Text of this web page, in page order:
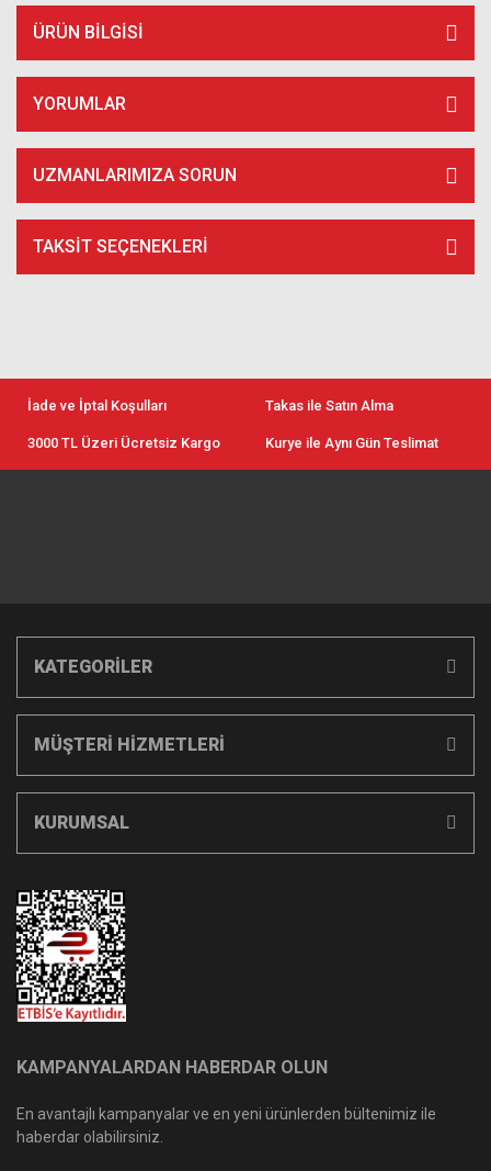
ÜRÜN BILGISI
YORUMLAR
UZMANLARIMIZA SORUN
TAKSIT SEÇENEKLERI
İade ve İptal Koşulları Takas ile Satın Alma
3000 TL Üzeri Ücretsiz Kargo Kurye ile Aynı Gün Teslimat
KATEGORİLER
MÜŞTERİ HİZMETLERİ
KURUMSAL
KAMPANYALARDAN HABERDAR OLUN
En avantajlı kampanyalar ve en yeni ürünlerden bültenimiz ile
haberdar olabilirsiniz.